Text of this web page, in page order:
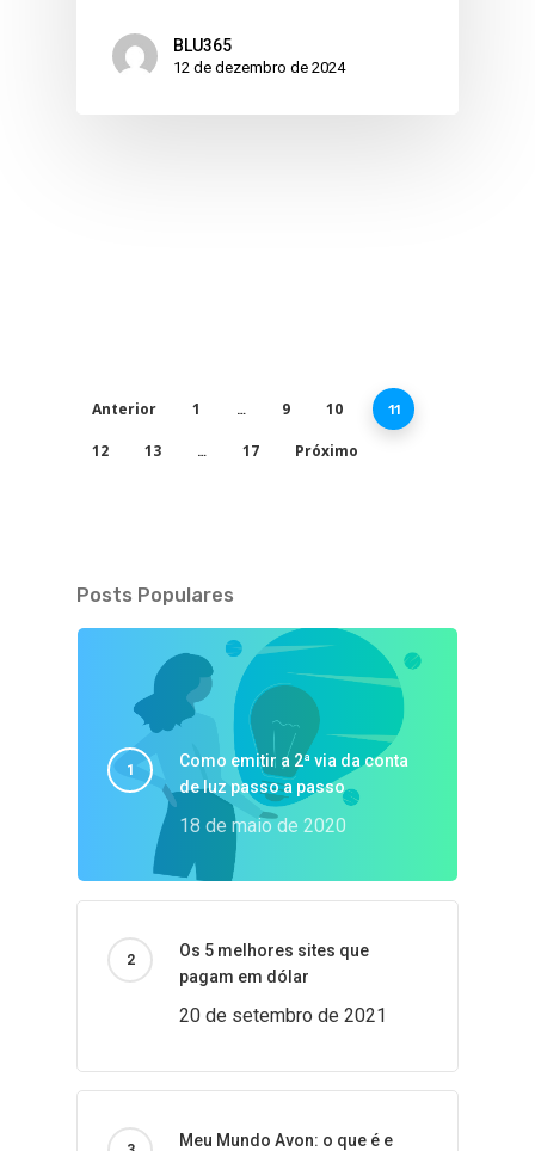
BLU365
12 de dezembro de 2024
Anterior 1 … 9 10 11
12 13 … 17 Próximo
Posts Populares
Como emitir a 2ª via da conta
de luz passo a passo
18 de maio de 2020
Os 5 melhores sites que
pagam em dólar
20 de setembro de 2021
Meu Mundo Avon: o que é e